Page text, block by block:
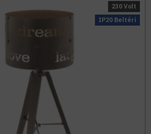
IP20 Beltéri
230 Volt